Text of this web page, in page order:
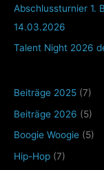
Abschlussturnier 1.
14.03.2026
Talent Night 2026
Beiträge 2025 (7)
Beiträge 2026 (5)
Boogie Woogie (5)
Hip-Hop (7)